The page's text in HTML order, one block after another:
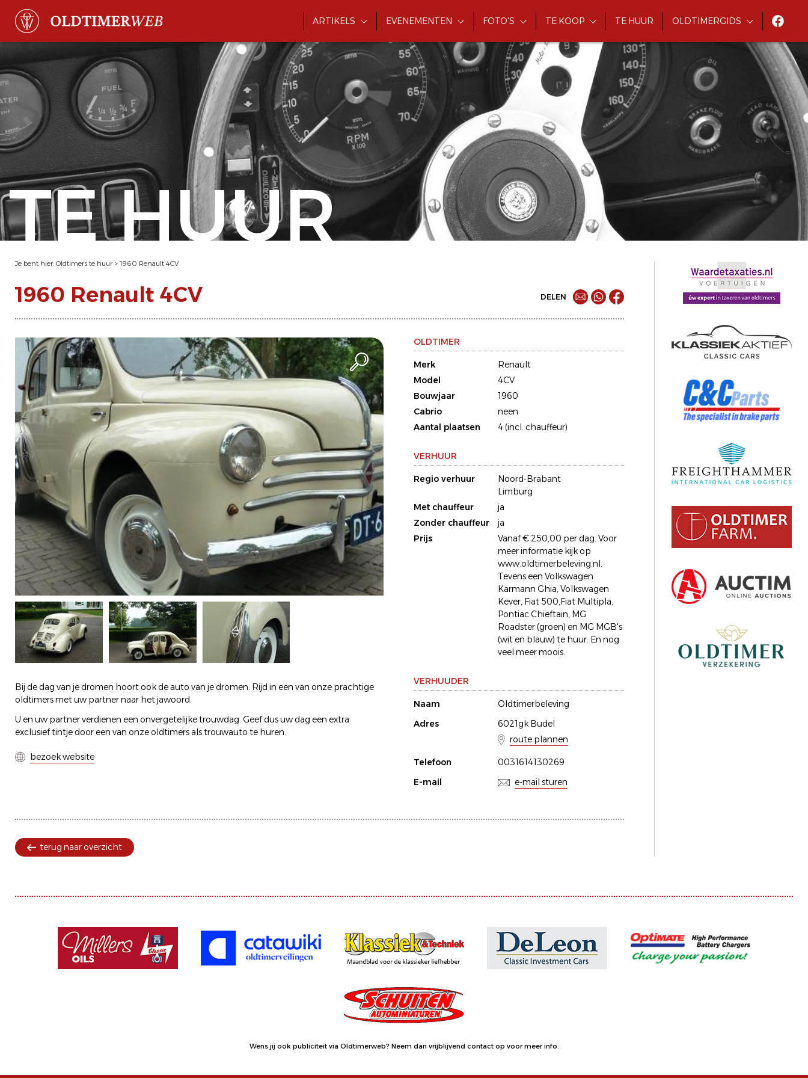
ARTIKELS EVENEMENTEN FOTO'S TE KOOP TE HUUR OLDTIMERGIDS
TE HUUR
Je bent hier: Oldtimers te huur > 1960 Renault 4CV
1960 Renault 4CV DELEN
Bij de dag van je dromen hoort ook de auto van je dromen. Rijd in een van onze prachtige
oldtimers met uw partner naar het jawoord.
U en uw partner verdienen een onvergetelijke trouwdag. Geef dus uw dag een extra
exclusief tintje door een van onze oldtimers als trouwauto te huren.
bezoek website
OLDTIMER
Merk
Renault
Model
4CV
Bouwjaar
1960
Cabrio
neen
Aantal plaatsen
4 (incl. chauffeur)
VERHUUR
Regio verhuur
Noord-Brabant
Limburg
Met chauffeur
ja
Zonder chauffeur
ja
Prijs
Vanaf € 250,00 per dag. Voor
meer informatie kijk op
www.oldtimerbeleving.nl.
Tevens een Volkswagen
Karmann Ghia, Volkswagen
Kever, Fiat 500,Fiat Multipla,
Pontiac Chieftain, MG
Roadster (groen) en MG MGB's
(wit en blauw) te huur. En nog
veel meer moois.
VERHUUDER
Naam
Oldtimerbeleving
Adres
6021gk Budel
route plannen
Telefoon
0031614130269
E-mail
e-mail sturen
terug naar overzicht
Wens jij ook publiciteit via Oldtimerweb? Neem dan vrijblijvend contact op voor meer info.